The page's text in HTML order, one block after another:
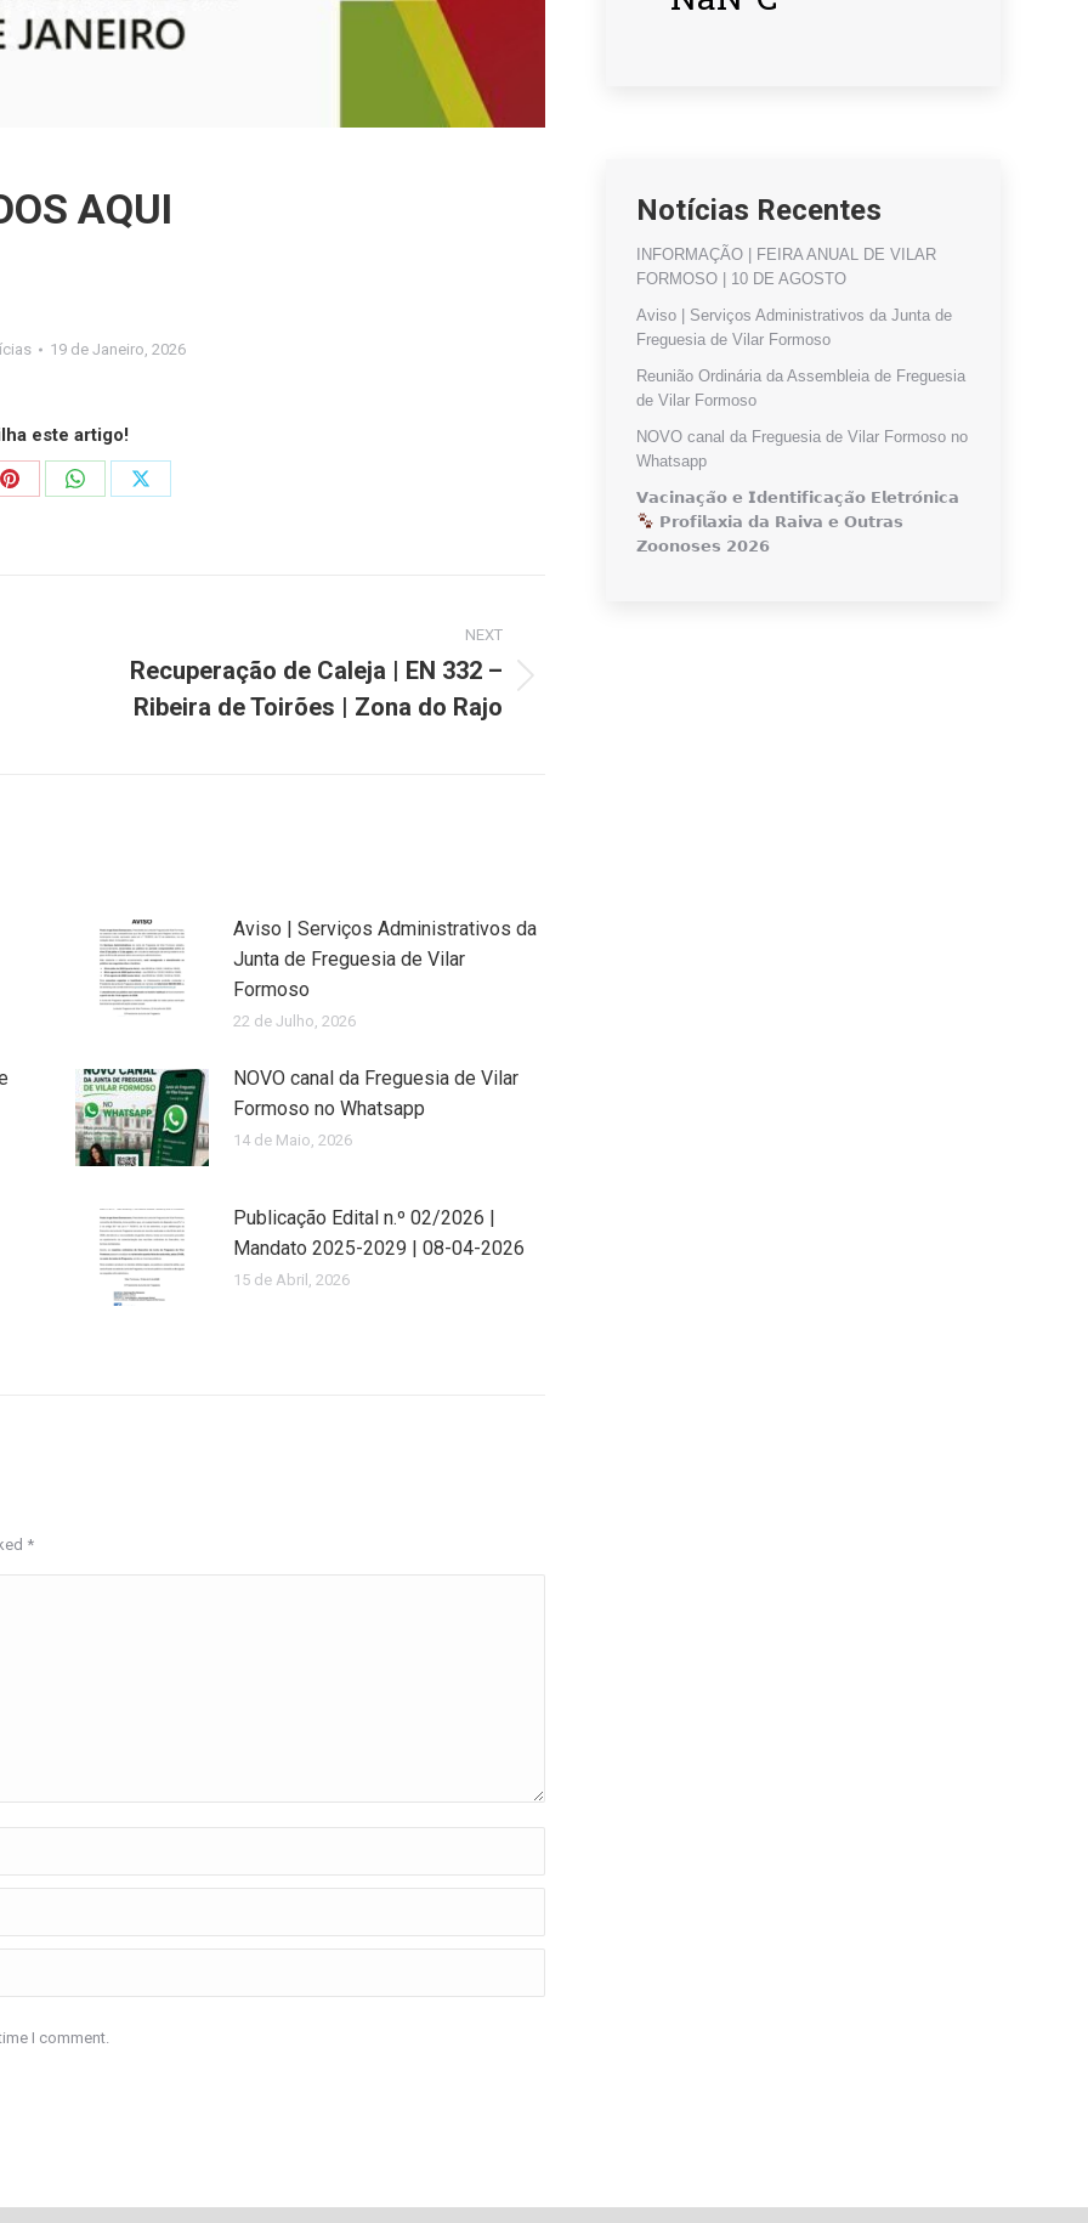
AQUI
19 de Janeiro, 2026
este artigo!
Share
Share
Share
NEXT
Recuperação de Caleja | EN 332 –
Ribeira de Toirões | Zona do Rajo
Aviso | Serviços Administrativos da
Junta de Freguesia de Vilar
Formoso
22 de Julho, 2026
NOVO canal da Freguesia de Vilar
Formoso no Whatsapp
14 de Maio, 2026
Publicação Edital n.º 02/2026 |
Mandato 2025-2029 | 08-04-2026
15 de Abril, 2026
*
I comment.
Notícias Recentes
INFORMAÇÃO | FEIRA ANUAL DE VILAR
FORMOSO | 10 DE AGOSTO
Aviso | Serviços Administrativos da Junta de
Freguesia de Vilar Formoso
Reunião Ordinária da Assembleia de Freguesia
de Vilar Formoso
NOVO canal da Freguesia de Vilar Formoso no
Whatsapp
𝗩𝗮𝗰𝗶𝗻𝗮𝗰̧𝗮̃𝗼 𝗲 𝗜𝗱𝗲𝗻𝘁𝗶𝗳𝗶𝗰𝗮𝗰̧𝗮̃𝗼 𝗘𝗹𝗲𝘁𝗿𝗼́𝗻𝗶𝗰𝗮
𝗣𝗿𝗼𝗳𝗶𝗹𝗮𝘅𝗶𝗮 𝗱𝗮 𝗥𝗮𝗶𝘃𝗮 𝗲 𝗢𝘂𝘁𝗿𝗮𝘀
𝗭𝗼𝗼𝗻𝗼𝘀𝗲𝘀 𝟮𝟬𝟮𝟲